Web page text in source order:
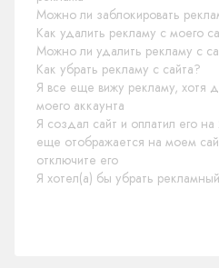
Можно ли заблокировать
Как удалить рекламу с моего
Можно ли удалить рекламу с
Как убрать рекламу с сайта?
Я все еще вижу рекламу, хотя
моего аккаунта
Я создал сайт и оплатил его
еще отображается на моем
отключите его
Я хотел(а) бы убрать